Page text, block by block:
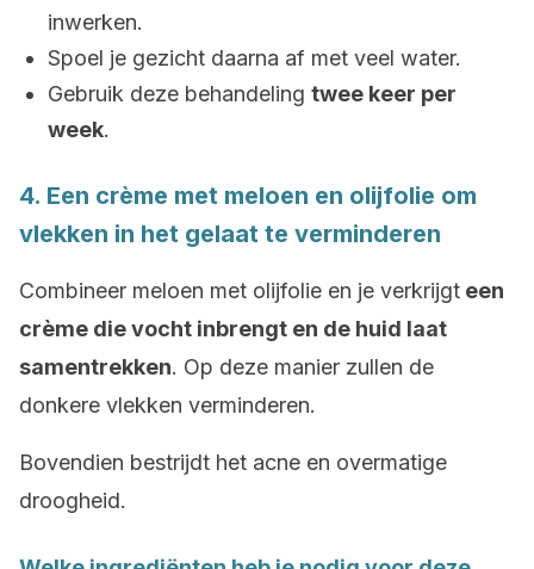
inwerken.
Spoel je gezicht daarna af met veel water.
Gebruik deze behandeling twee keer per
week.
4. Een crème met meloen en olijfolie om
vlekken in het gelaat te verminderen
Combineer meloen met olijfolie en je verkrijgt een
crème die vocht inbrengt en de huid laat
samentrekken. Op deze manier zullen de
donkere vlekken verminderen.
Bovendien bestrijdt het acne en overmatige
droogheid.